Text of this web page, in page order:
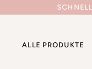
ALLE PRODUKTE